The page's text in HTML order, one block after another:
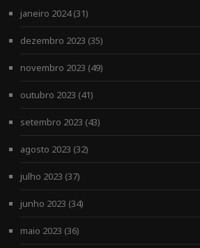
janeiro 2024(31)
dezembro 2023 (35)
novembro 2023 (49)
outubro 2023 (41)
setembro 2023 (43)
agosto 2023 (32)
julho 2023 (37)
junho 2023 (34)
maio 2023 (36)